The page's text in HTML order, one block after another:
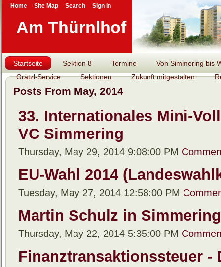
Am Thürnlhof
Startseite Sektion 8 Termine
Von Simmering bis
Grätzl-Service
Sektionen Zukunft mitgestalten
Posts From May, 2014
33. Internationales Mini-
VC Simmering
Thursday, May 29, 2014 9:08:00 PM
EU-Wahl 2014
Tuesday, May 27, 2014 12:58:00 PM
Martin Schulz in
Thursday, May 22, 2014 5:35:00 PM
Finanztransaktionssteuer -
Home Site Map Search Sign In